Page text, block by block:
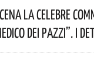
La Celebre
Dei Pazzi”. I